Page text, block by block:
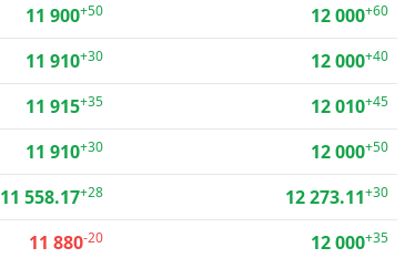
11 900+50 12 000+60
11 910+30 12 000+40
11 915+35 12 010+45
11 910+30 12 000+50
11 558.17+28 12 273.11+30
11 880-20 12 000+35